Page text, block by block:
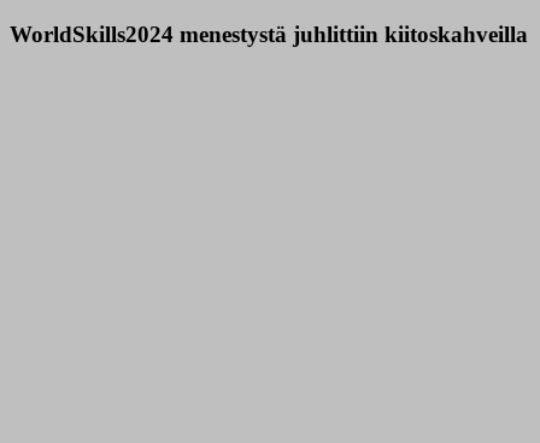
WorldSkills2024 menestystä juhlittiin kiitoskahveilla